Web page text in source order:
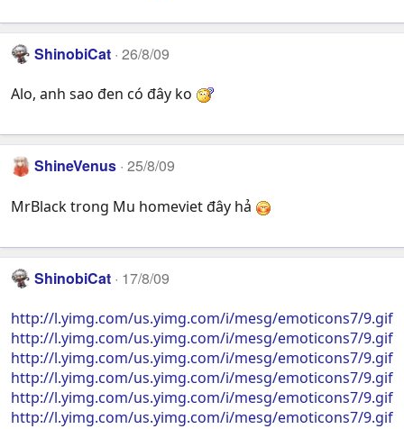
ShinobiCat 26/8/09
Alo, anh sao đen có đây ko
ShineVenus 25/8/09
MrBlack trong Mu homeviet đây hả
ShinobiCat 17/8/09
http://l.yimg.com/us.yimg.com/i/mesg/emoticons7/9.gif
http://l.yimg.com/us.yimg.com/i/mesg/emoticons7/9.gif
http://l.yimg.com/us.yimg.com/i/mesg/emoticons7/9.gif
http://l.yimg.com/us.yimg.com/i/mesg/emoticons7/9.gif
http://l.yimg.com/us.yimg.com/i/mesg/emoticons7/9.gif
http://l.yimg.com/us.yimg.com/i/mesg/emoticons7/9.gif